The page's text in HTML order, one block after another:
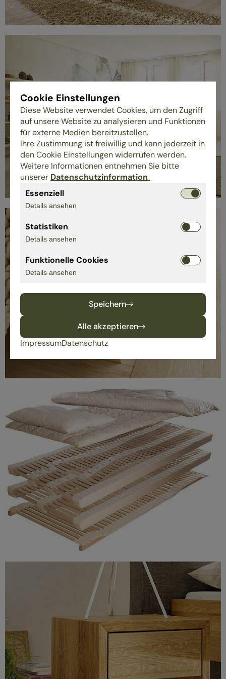
Cookie Einstellungen
Diese Website verwendet Cookies, um den Zugriff
auf unsere Website zu analysieren und Funktionen
für externe Medien bereitzustellen.
Ihre Zustimmung ist freiwillig und kann jederzeit in
den Cookie Einstellungen widerrufen werden.
Weitere Informationen entnehmen Sie bitte
unserer Datenschutzinformation
Essenziell
Details ansehen
Statistiken
Details ansehen
Funktionelle Cookies
Details ansehen
Speichern
Alle akzeptieren
ImpressumDatenschutz